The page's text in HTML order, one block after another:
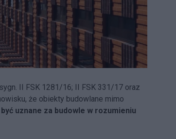
II FSK 1281/16; II FSK 331/17 oraz
że obiekty budowlane mimo
uznane za budowle w rozumieniu